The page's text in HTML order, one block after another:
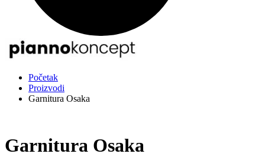
Početak
Proizvodi
Garnitura Osaka
Garnitura Osaka